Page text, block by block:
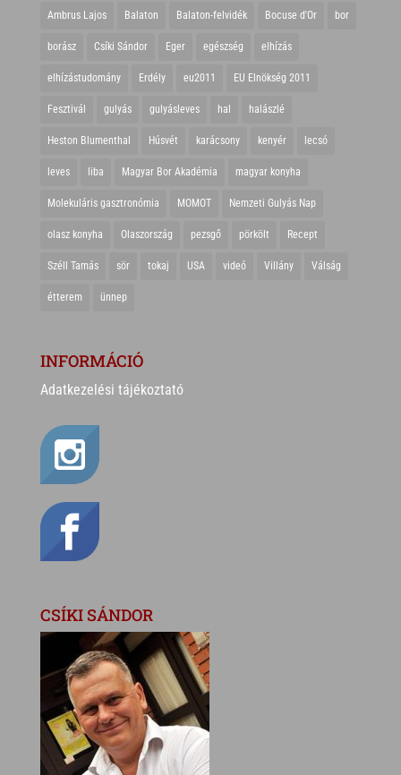
Ambrus Lajos Balaton Balaton-felvidék Bocuse d'Or bor
borász Csíki Sándor Eger egészség elhízás
elhízástudomány Erdély eu2011 EU Elnökség 2011
Fesztivál gulyás gulyásleves hal halászlé
Heston Blumenthal Húsvét karácsony kenyér lecsó
leves liba Magyar Bor Akadémia magyar konyha
Molekuláris gasztronómia MOMOT Nemzeti Gulyás Nap
olasz konyha Olaszország pezsgő pörkölt Recept
Széll Tamás sör tokaj USA videó Villány Válság
étterem ünnep
INFORMÁCIÓ
Adatkezelési tájékoztató
CSÍKI SÁNDOR